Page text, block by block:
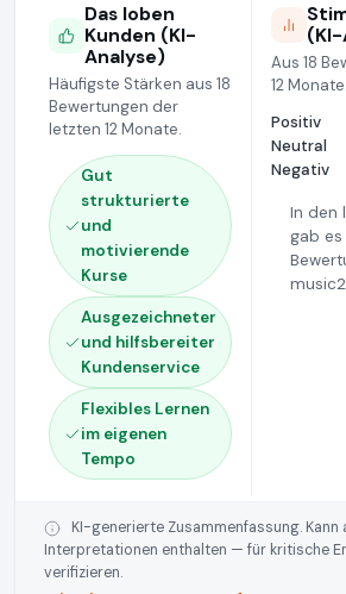
Das loben
Kunden (KI-
Analyse)
Häufigste Stärken aus 18
Bewertungen der
letzten 12 Monate.
Gut
strukturierte
und
motivierende
Kurse
Ausgezeichneter
und hilfsbereiter
Kundenservice
Flexibles Lernen
im eigenen
Tempo
Aus 18
12 Monate.
Positiv
Neutral
Negativ
In den
gab
KI-generierte Zusammenfassung.
Interpretationen enthalten — für kritische
verifizieren.